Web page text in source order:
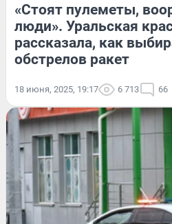
«Стоят пулеметы,
люди». Уральская
рассказала, как
обстрелов ракет
18 июня, 2025, 19:17 6 713 66